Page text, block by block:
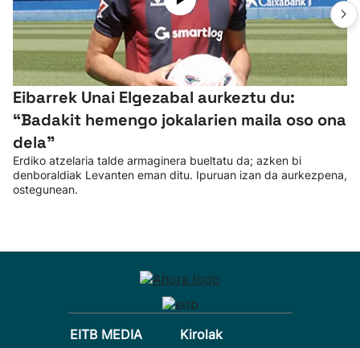
Eibarrek Unai Elgezabal aurkeztu du:
“Badakit hemengo jokalarien maila oso ona
dela”
Erdiko atzelaria talde armaginera bueltatu da; azken bi
denboraldiak Levanten eman ditu. Ipuruan izan da aurkezpena,
ostegunean.
EITB MEDIA Kirolak